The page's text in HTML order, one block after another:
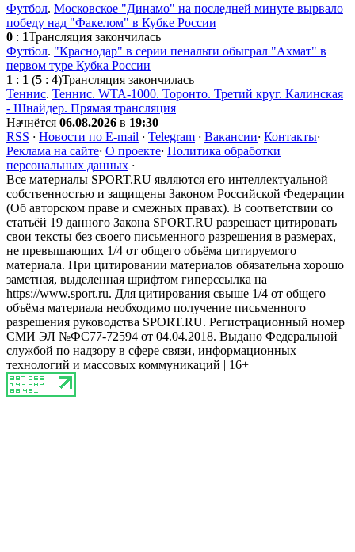
Футбол. Московское "Динамо" на последней минуте вырвало
победу над "Факелом" в Кубке России
0 : 1Трансляция закончилась
Футбол. "Краснодар" в серии пенальти обыграл "Ахмат" в
первом туре Кубка России
1 : 1 (5 : 4)Трансляция закончилась
Теннис. Теннис. WTA-1000. Торонто. Третий круг. Калинская
- Шнайдер. Прямая трансляция
Начнётся 06.08.2026 в 19:30
RSS · Новости по E-mail · Telegram · Вакансии· Контакты·
Реклама на сайте· О проекте· Политика обработки
персональных данных ·
Все материалы SPORT.RU являются его интеллектуальной
собственностью и защищены Законом Российской Федерации
(Об авторском праве и смежных правах). В соответствии со
статьёй 19 данного Закона SPORT.RU разрешает цитировать
свои тексты без своего письменного разрешения в размерах,
не превышающих 1/4 от общего объёма цитируемого
материала. При цитировании материалов обязательна хорошо
заметная, выделенная шрифтом гиперссылка на
https://www.sport.ru. Для цитирования свыше 1/4 от общего
объёма материала необходимо получение письменного
разрешения руководства SPORT.RU. Регистрационный номер
СМИ ЭЛ №ФС77-72594 от 04.04.2018. Выдано Федеральной
службой по надзору в сфере связи, информационных
технологий и массовых коммуникаций | 16+